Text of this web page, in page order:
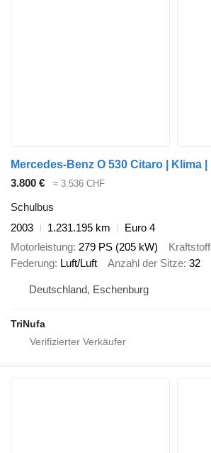
Mercedes-Benz O 530 Citaro | Klima |
3.800 €
≈ 3.536 CHF
Schulbus
2003
1.231.195 km
Euro 4
Motorleistung 279 PS (205 kW) Kraftstoff
Federung Luft/Luft Anzahl der Sitze 32
Deutschland, Eschenburg
TriNufa